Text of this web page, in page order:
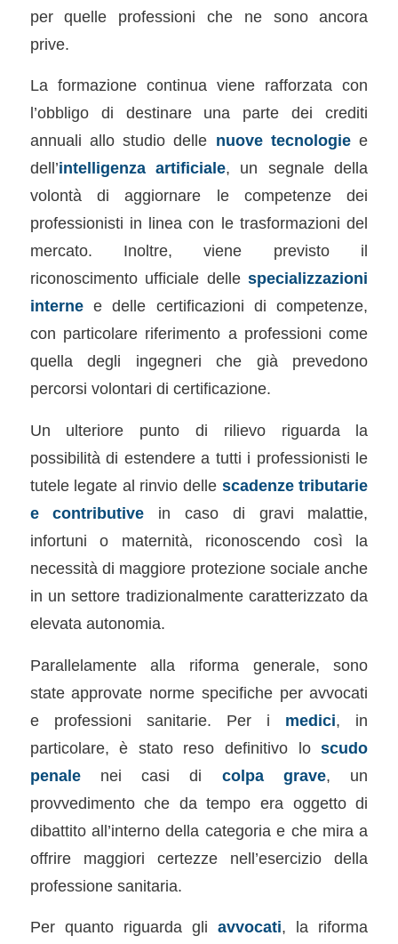
per quelle professioni che ne sono ancora
prive.
La formazione continua viene rafforzata con
l’obbligo di destinare una parte dei crediti
annuali allo studio delle nuove tecnologie e
dell’intelligenza artificiale, un segnale della
volontà di aggiornare le competenze dei
professionisti in linea con le trasformazioni del
mercato. Inoltre, viene previsto il
riconoscimento ufficiale dellespecializzazioni
internee delle certificazioni di competenze,
con particolare riferimento a professioni come
quella degli ingegneri che già prevedono
percorsi volontari di certificazione.
Un ulteriore punto di rilievo riguarda la
possibilità di estendere a tutti i professionisti le
tutele legate al rinvio delle scadenze tributarie
e contributive in caso di gravi malattie,
infortuni o maternità, riconoscendo così la
necessità di maggiore protezione sociale anche
in un settore tradizionalmente caratterizzato da
elevata autonomia.
Parallelamente alla riforma generale, sono
state approvate norme specifiche per avvocati
e professioni sanitarie. Per i medici, in
particolare, è stato reso definitivo loscudo
penalenei casi di colpa grave, un
provvedimento che da tempo era oggetto di
dibattito all’interno della categoria e che mira a
offrire maggiori certezze nell’esercizio della
professione sanitaria.
Per quanto riguarda gliavvocati, la riforma